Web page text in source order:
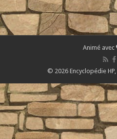
Animé avec
© 2026 Encyclopédie HP,